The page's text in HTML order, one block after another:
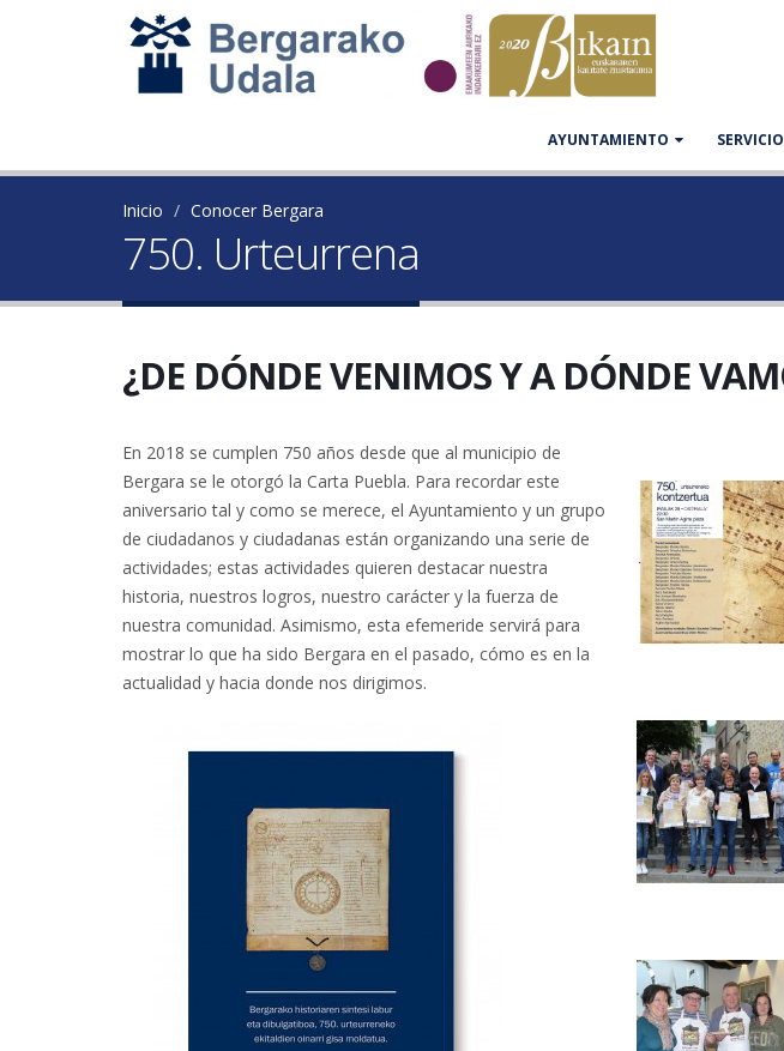
AYUNTAMIENTO
Inicio Conocer Bergara
750. Urteurrena
¿DE DÓNDE VENIMOS Y A DÓNDE
En 2018 se cumplen 750 años desde que al municipio de
Bergara se le otorgó la Carta Puebla. Para recordar este
aniversario tal y como se merece, el Ayuntamiento y un grupo
de ciudadanos y ciudadanas están organizando una serie de
actividades; estas actividades quieren destacar nuestra
historia, nuestros logros, nuestro carácter y la fuerza de
nuestra comunidad. Asimismo, esta efemeride servirá para
mostrar lo que ha sido Bergara en el pasado, cómo es en la
actualidad y hacia donde nos dirigimos.